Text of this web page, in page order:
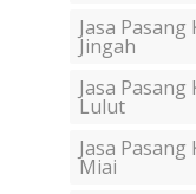
Jasa
Jingah
Jasa
Lulut
Jasa
Miai